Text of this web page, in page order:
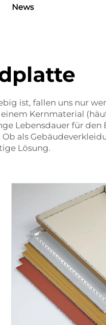
News
ist, fallen uns nur
Kernmaterial
Lebensdauer für den
als
Lösung.